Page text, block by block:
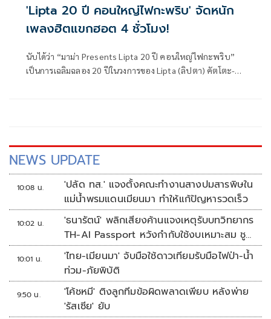
'Lipta 20 ปี คอนใหญ่ไฟกะพริบ' จัดหนัก
เพลงฮิตแขกฮอต 4 ชั่วโมง!
นับได้ว่า “มาม่า Presents Lipta 20 ปี คอนใหญ่ไฟกะพริบ”
เป็นการเฉลิมฉลอง 20 ปีในวงการของ Lipta (ลิปตา) คัตโตะ-
NEWS UPDATE
10:08 น.
'ปลัด ทส.' แจงตั้งคณะทำงานสางปมสารพิษใน
แม่น้ำพรมแดนเมียนมา ทำให้แก้ปัญหารวดเร็ว
10:02 น.
'ธนารัตน์' พลิกเสียงค้านแจงเหตุรับบทวิทยากร
TH-AI Passport หวังกำกับใช้งบเหมาะสม ชู
จุดเด่นคนไทยได้ใช้ AI ระดับโปร ลดเหลื่อมล้ำ
ทางเทคโนโลยี เซฟงบไปกว่า900ล้าน เชื่อหาก
ใช้เต็มที่เอกชนขาดทุนย่อยยับ
10:01 น.
'ไทย-เมียนมา' จับมือใช้ดาวเทียมรับมือไฟป่า-น้ำ
ท่วม-ภัยพิบัติ
9:50 น.
'โค้ชหมี' ติงลูกทีมข้อผิดพลาดเพียบ หลังพ่าย
'รัสเซีย' ยับ